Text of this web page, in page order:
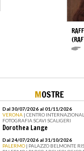
MOSTRE
Dal 30/07/2026 al 01/11/2026
VERONA | CENTRO
FOTOGRAFIA SCAVI SCALIGERI
Dorothea Lange
Dal 24/07/2026 al 31/10/2026
PALERMO | PALAZZO BELMONTE